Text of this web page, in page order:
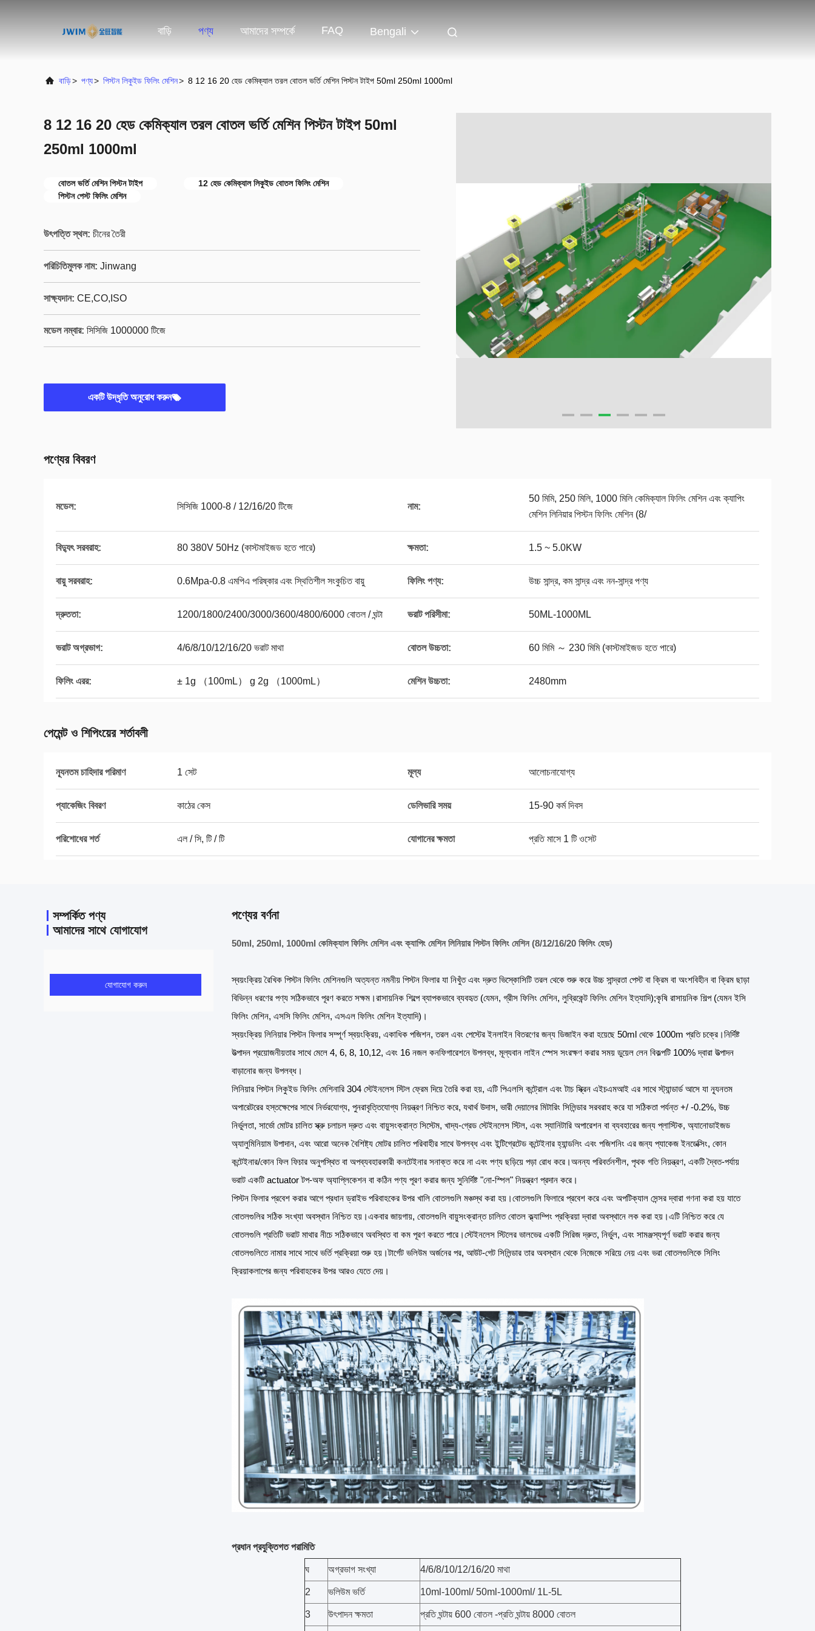
বাড়ি পণ্য আমাদের সম্পর্কে FAQ Bengali
বাড়ি> পণ্য> পিস্টন লিকুইড ফিলিং মেশিন> 8 12 16 20 হেড কেমিক্যাল তরল বোতল ভর্তি মেশিন পিস্টন টাইপ 50ml 250ml 1000ml
8 12 16 20 হেড কেমিক্যাল তরল বোতল ভর্তি মেশিন পিস্টন টাইপ 50ml
250ml 1000ml
বোতল ভর্তি মেশিন পিস্টন টাইপ
12 হেড কেমিক্যাল লিকুইড বোতল ফিলিং মেশিন
পিস্টন পেস্ট ফিলিং মেশিন
উৎপত্তি স্থল: চীনের তৈরী
পরিচিতিমুলক নাম: Jinwang
সাক্ষ্যদান: CE,CO,ISO
মডেল নম্বার: সিসিজি 1000000 টিজে
একটি উদ্ধৃতি অনুরোধ করুন
পণ্যের বিবরণ
মডেল: সিসিজি 1000-8 / 12/16/20 টিজে নাম:
50 মিমি, 250 মিলি, 1000 মিলি কেমিক্যাল ফিলিং মেশিন এবং ক্যাপিং
মেশিন লিনিয়ার পিস্টন ফিলিং মেশিন (8/
বিদ্যুৎ সরবরাহ: 80 380V 50Hz (কাস্টমাইজড হতে পারে) ক্ষমতা: 1.5 ~ 5.0KW
বায়ু সরবরাহ: 0.6Mpa-0.8 এমপিএ পরিষ্কার এবং স্থিতিশীল সংকুচিত বায়ু ফিলিং পণ্য: উচ্চ সান্দ্র, কম সান্দ্র এবং নন-সান্দ্র পণ্য
দ্রুততা: 1200/1800/2400/3000/3600/4800/6000 বোতল / ঘন্টা ভরাট পরিসীমা: 50ML-1000ML
ভরাট অগ্রভাগ: 4/6/8/10/12/16/20 ভরাট মাথা বোতল উচ্চতা: 60 মিমি ～ 230 মিমি (কাস্টমাইজড হতে পারে)
ফিলিং এরর: ± 1g （100mL） g 2g （1000mL） মেশিন উচ্চতা: 2480mm
পেমেন্ট ও শিপিংয়ের শর্তাবলী
ন্যূনতম চাহিদার পরিমাণ 1 সেট মূল্য আলোচনাযোগ্য
প্যাকেজিং বিবরণ কাঠের কেস ডেলিভারি সময় 15-90 কর্ম দিবস
পরিশোধের শর্ত এল / সি, টি / টি যোগানের ক্ষমতা প্রতি মাসে 1 টি ওসেট
সম্পর্কিত পণ্য
আমাদের সাথে যোগাযোগ
যোগাযোগ করুন
পণ্যের বর্ণনা
50ml, 250ml, 1000ml কেমিক্যাল ফিলিং মেশিন এবং ক্যাপিং মেশিন লিনিয়ার পিস্টন ফিলিং মেশিন (8/12/16/20 ফিলিং হেড)
স্বয়ংক্রিয় রৈখিক পিস্টন ফিলিং মেশিনগুলি অত্যন্ত নমনীয় পিস্টন ফিলার যা নিখুঁত এবং দ্রুত ভিস্কোসিটি তরল থেকে শুরু করে উচ্চ সান্দ্রতা পেস্ট বা ক্রিম বা অংশবিহীন বা ক্রিম ছাড়া
বিভিন্ন ধরণের পণ্য সঠিকভাবে পূরণ করতে সক্ষম।রাসায়নিক শিল্পে ব্যাপকভাবে ব্যবহৃত (যেমন, গ্রীস ফিলিং মেশিন, লুব্রিকেন্ট ফিলিং মেশিন ইত্যাদি);কৃষি রাসায়নিক শিল্প (যেমন ইসি
ফিলিং মেশিন, এসসি ফিলিং মেশিন, এসএল ফিলিং মেশিন ইত্যাদি)।
স্বয়ংক্রিয় লিনিয়ার পিস্টন ফিলার সম্পূর্ণ স্বয়ংক্রিয়, একাধিক পজিশন, তরল এবং পেস্টের ইনলাইন বিতরণের জন্য ডিজাইন করা হয়েছে 50ml থেকে 1000m প্রতি চক্রে।নির্দিষ্ট
উত্পাদন প্রয়োজনীয়তার সাথে মেলে 4, 6, 8, 10,12, এবং 16 নজল কনফিগারেশনে উপলব্ধ, মূল্যবান লাইন স্পেস সংরক্ষণ করার সময় ডুয়েল লেন বিকল্পটি 100% দ্বারা উত্পাদন
বাড়ানোর জন্য উপলব্ধ।
লিনিয়ার পিস্টন লিকুইড ফিলিং মেশিনারি 304 স্টেইনলেস স্টিল ফ্রেম দিয়ে তৈরি করা হয়, এটি পিএলসি কন্ট্রোল এবং টাচ স্ক্রিন এইচএমআই এর সাথে স্ট্যান্ডার্ড আসে যা ন্যূনতম
অপারেটরের হস্তক্ষেপের সাথে নির্ভরযোগ্য, পুনরাবৃত্তিযোগ্য নিয়ন্ত্রণ নিশ্চিত করে, যথার্থ উদাস, ভারী দেয়ালের মিটারিং সিলিন্ডার সরবরাহ করে যা সঠিকতা পর্যন্ত +/ -0.2%, উচ্চ
নির্ভুলতা, সার্ভো মোটর চালিত স্ক্রু চলাচল দ্রুত এবং বায়ুসংক্রান্ত সিস্টেম, খাদ্য-গ্রেড স্টেইনলেস স্টিল, এবং স্যানিটারি অপারেশন বা ব্যবহারের জন্য প্লাস্টিক, অ্যানোডাইজড
অ্যালুমিনিয়াম উপাদান, এবং আরো অনেক বৈশিষ্ট্য মোটর চালিত পরিবাহীর সাথে উপলব্ধ এবং ইন্টিগ্রেটেড কন্টেইনার হ্যান্ডলিং এবং পজিশনিং এর জন্য প্যাকেজ ইনডেক্সিং, কোন
কন্টেইনার/কোন ফিল ফিচার অনুপস্থিত বা অপব্যবহারকারী কনটেইনার সনাক্ত করে না এবং পণ্য ছড়িয়ে পড়া রোধ করে।অনন্য পরিবর্তনশীল, পৃথক গতি নিয়ন্ত্রণ, একটি দ্বৈত-পর্যায়
ভরাট একটি actuator টপ-অফ অ্যাপ্লিকেশন বা কঠিন পণ্য পূরণ করার জন্য সুনির্দিষ্ট "নো-স্পিল" নিয়ন্ত্রণ প্রদান করে।
পিস্টন ফিলার প্রবেশ করার আগে প্রধান ড্রাইভ পরিবাহকের উপর খালি বোতলগুলি মঞ্চস্থ করা হয়।বোতলগুলি ফিলারে প্রবেশ করে এবং অপটিক্যাল সেন্সর দ্বারা গণনা করা হয় যাতে
বোতলগুলির সঠিক সংখ্যা অবস্থান নিশ্চিত হয়।একবার জায়গায়, বোতলগুলি বায়ুসংক্রান্ত চালিত বোতল ক্ল্যাম্পিং প্রক্রিয়া দ্বারা অবস্থানে লক করা হয়।এটি নিশ্চিত করে যে
বোতলগুলি প্রতিটি ভরাট মাথার নীচে সঠিকভাবে অবস্থিত বা কম পূরণ করতে পারে।স্টেইনলেস স্টিলের ভালভের একটি সিরিজ দ্রুত, নির্ভুল, এবং সামঞ্জস্যপূর্ণ ভরাট করার জন্য
বোতলগুলিতে নামার সাথে সাথে ভর্তি প্রক্রিয়া শুরু হয়।টার্গেট ভলিউম অর্জনের পর, আউট-গেট সিলিন্ডার তার অবস্থান থেকে নিজেকে সরিয়ে নেয় এবং ভরা বোতলগুলিকে সিলিং
ক্রিয়াকলাপের জন্য পরিবাহকের উপর আরও যেতে দেয়।
প্রধান প্রযুক্তিগত পরামিতি
ঘ অগ্রভাগ সংখ্যা 4/6/8/10/12/16/20 মাথা
2 ভলিউম ভর্তি 10ml-100ml/ 50ml-1000ml/ 1L-5L
3 উৎপাদন ক্ষমতা প্রতি ঘন্টায় 600 বোতল -প্রতি ঘন্টায় 8000 বোতল